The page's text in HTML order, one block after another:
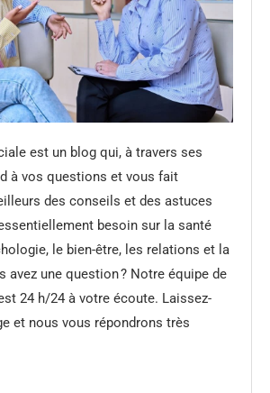
est un blog qui, à travers ses
à vos questions et vous fait
des conseils et des astuces
besoin sur la santé
le bien-être, les relations et la
avez une question ? Notre équipe de
24 h/24 à votre écoute. Laissez-
et nous vous répondrons très